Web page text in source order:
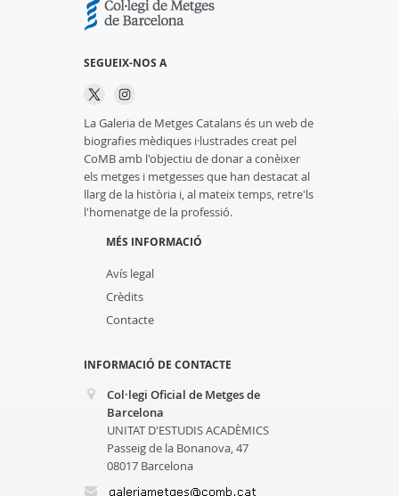
SEGUEIX-NOS A
La Galeria de Metges Catalans és un web de
biografies mèdiques i·lustrades creat pel
CoMB amb l'objectiu de donar a conèixer
els metges i metgesses que han destacat al
llarg de la història i, al mateix temps, retre'ls
l'homenatge de la professió.
MÉS INFORMACIÓ
Avís legal
Crèdits
Contacte
INFORMACIÓ DE CONTACTE
Col·legi Oficial de Metges de
Barcelona
UNITAT D'ESTUDIS ACADÈMICS
Passeig de la Bonanova, 47
08017 Barcelona